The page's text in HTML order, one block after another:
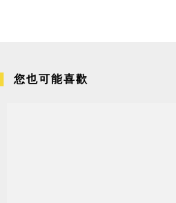
您也可能喜歡